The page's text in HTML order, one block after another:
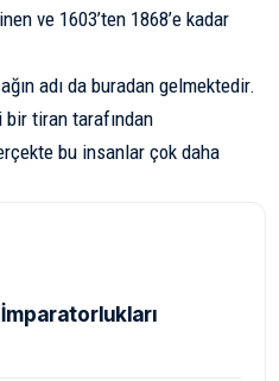
ve 1603’ten 1868’e kadar
adı da buradan gelmektedir.
bir tiran tarafından
bu insanlar çok daha